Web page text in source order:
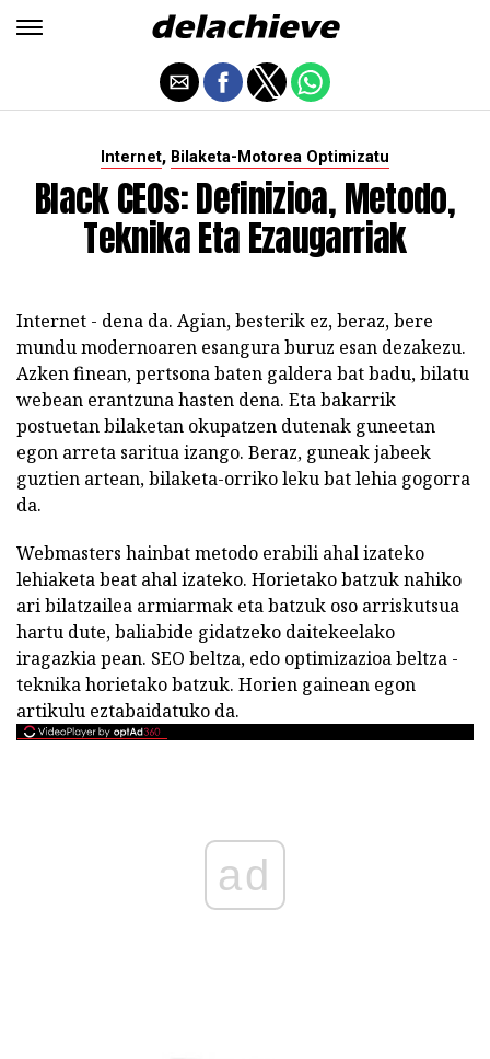
Internet, Bilaketa-Motorea Optimizatu
Black CEOs: Definizioa, Metodo,
Teknika Eta Ezaugarriak
Internet - dena da. Agian, besterik ez, beraz, bere
mundu modernoaren esangura buruz esan dezakezu.
Azken finean, pertsona baten galdera bat badu, bilatu
webean erantzuna hasten dena. Eta bakarrik
postuetan bilaketan okupatzen dutenak guneetan
egon arreta saritua izango. Beraz, guneak jabeek
guztien artean, bilaketa-orriko leku bat lehia gogorra
da.
Webmasters hainbat metodo erabili ahal izateko
lehiaketa beat ahal izateko. Horietako batzuk nahiko
ari bilatzailea armiarmak eta batzuk oso arriskutsua
hartu dute, baliabide gidatzeko daitekeelako
iragazkia pean. SEO beltza, edo optimizazioa beltza -
teknika horietako batzuk. Horien gainean egon
artikulu eztabaidatuko da.
ad